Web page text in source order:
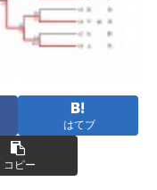
はてブ
コピー